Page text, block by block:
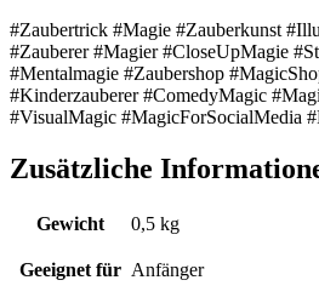
#Zaubertrick #Magie #Zauberkunst
#Zauberer #Magier #CloseUpMagie
#Mentalmagie #Zaubershop
#Kinderzauberer #ComedyMagic
#VisualMagic #MagicForSocialMedia
Zusätzliche
Gewicht 0,5 kg
Geeignet für Anfänger